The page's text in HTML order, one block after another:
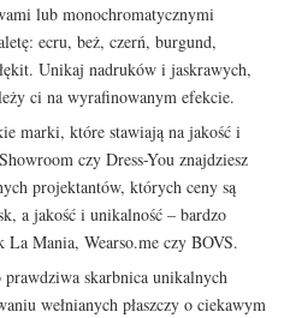
lub monochromatycznymi
ecru, beż, czerń, burgund,
Unikaj nadruków i jaskrawych,
ci na wyrafinowanym efekcie.
marki, które stawiają na jakość i
czy Dress-You znajdziesz
projektantów, których ceny są
a jakość i unikalność – bardzo
Mania, Wearso.me czy BOVS.
prawdziwa skarbnica unikalnych
wełnianych płaszczy o ciekawym